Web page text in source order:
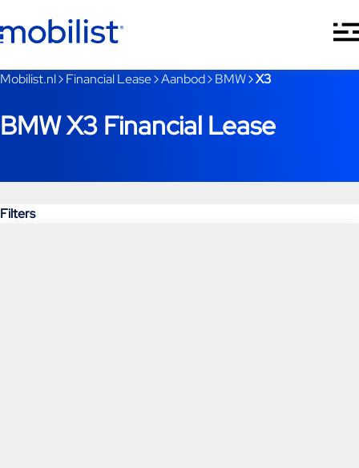
Je bent nu voorbij het hoofdmenu
Mobilist.nl Financial Lease Aanbod BMW X3
BMW X3 Financial Lease
Filters